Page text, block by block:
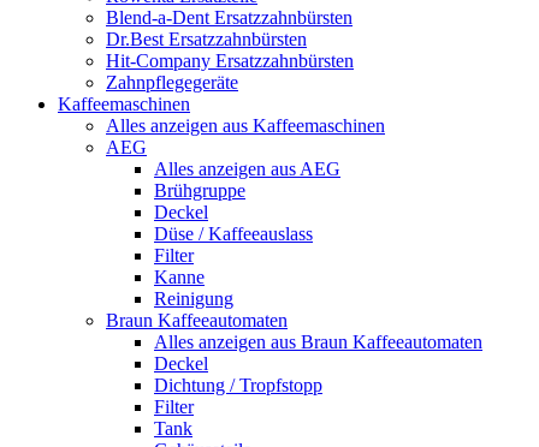
Blend-a-Dent Ersatzzahnbürsten
Dr.Best Ersatzzahnbürsten
Hit-Company Ersatzzahnbürsten
Zahnpflegegeräte
Kaffeemaschinen
Alles anzeigen aus Kaffeemaschinen
AEG
Alles anzeigen aus AEG
Brühgruppe
Deckel
Düse / Kaffeeauslass
Filter
Kanne
Reinigung
Braun Kaffeeautomaten
Alles anzeigen aus Braun Kaffeeautomaten
Deckel
Dichtung / Tropfstopp
Filter
Tank